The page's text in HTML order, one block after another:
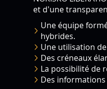
et d’une
Une équipe
hybrides.
Une utilisation
Des créneaux
La possibilité de
Des